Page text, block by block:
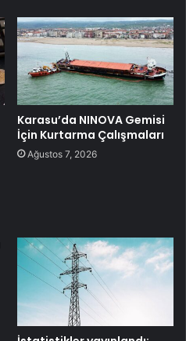
Karasu’da NINOVA Gemisi
İçin Kurtarma Çalışmaları
Ağustos 7, 2026